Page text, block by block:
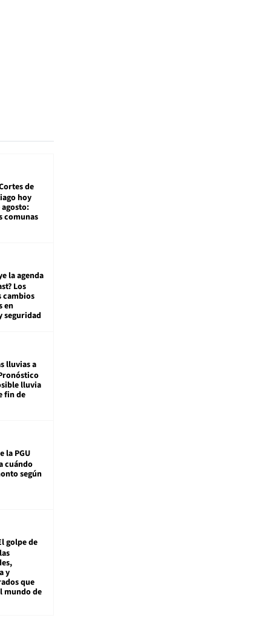
de
hoy
agosto:
comunas
la agenda
Los
cambios
en
seguridad
lluvias a
lluvia
fin de
la PGU
cuándo
según
golpe de
y
que
mundo de